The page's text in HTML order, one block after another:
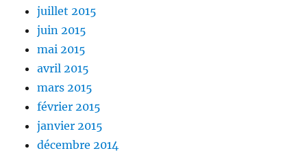
juillet 2015
juin 2015
mai 2015
avril 2015
mars 2015
février 2015
janvier 2015
décembre 2014